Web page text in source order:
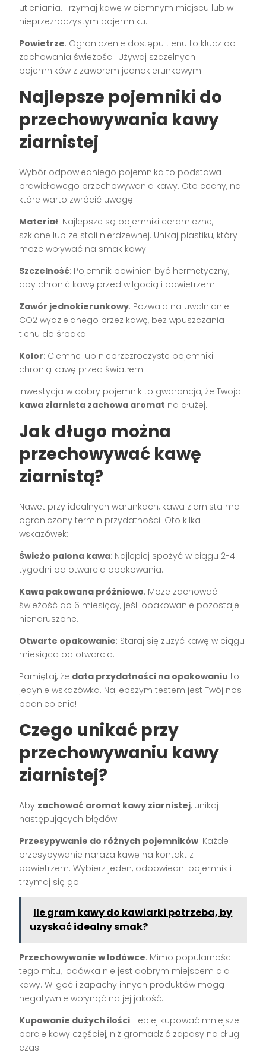
utleniania. Trzymaj kawę w ciemnym miejscu lub w
nieprzezroczystym pojemniku.
Powietrze: Ograniczenie dostępu tlenu to klucz do
zachowania świeżości. Używaj szczelnych
pojemników z zaworem jednokierunkowym.
Najlepsze pojemniki do
przechowywania kawy
ziarnistej
Wybór odpowiedniego pojemnika to podstawa
prawidłowego przechowywania kawy. Oto cechy, na
które warto zwrócić uwagę:
Materiał: Najlepsze są pojemniki ceramiczne,
szklane lub ze stali nierdzewnej. Unikaj plastiku, który
może wpływać na smak kawy.
Szczelność: Pojemnik powinien być hermetyczny,
aby chronić kawę przed wilgocią i powietrzem.
Zawór jednokierunkowy: Pozwala na uwalnianie
CO2 wydzielanego przez kawę, bez wpuszczania
tlenu do środka.
Kolor: Ciemne lub nieprzezroczyste pojemniki
chronią kawę przed światłem.
Inwestycja w dobry pojemnik to gwarancja, że Twoja
kawa ziarnista zachowa aromat na dłużej.
Jak długo można
przechowywać kawę
ziarnistą?
Nawet przy idealnych warunkach, kawa ziarnista ma
ograniczony termin przydatności. Oto kilka
wskazówek:
Świeżo palona kawa: Najlepiej spożyć w ciągu 2-4
tygodni od otwarcia opakowania.
Kawa pakowana próżniowo: Może zachować
świeżość do 6 miesięcy, jeśli opakowanie pozostaje
nienaruszone.
Otwarte opakowanie: Staraj się zużyć kawę w ciągu
miesiąca od otwarcia.
Pamiętaj, że data przydatności na opakowaniu to
jedynie wskazówka. Najlepszym testem jest Twój nos i
podniebienie!
Czego unikać przy
przechowywaniu kawy
ziarnistej?
Aby zachować aromat kawy ziarnistej, unikaj
następujących błędów:
Przesypywanie do różnych pojemników: Każde
przesypywanie naraża kawę na kontakt z
powietrzem. Wybierz jeden, odpowiedni pojemnik i
trzymaj się go.
Ile gram kawy do kawiarki potrzeba, by
uzyskać idealny smak?
Przechowywanie w lodówce: Mimo popularności
tego mitu, lodówka nie jest dobrym miejscem dla
kawy. Wilgoć i zapachy innych produktów mogą
negatywnie wpłynąć na jej jakość.
Kupowanie dużych ilości: Lepiej kupować mniejsze
porcje kawy częściej, niż gromadzić zapasy na długi
czas.